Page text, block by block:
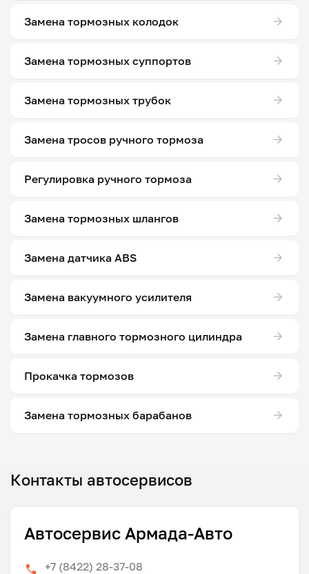
Замена тормозных колодок
Замена тормозных суппортов
Замена тормозных трубок
Замена тросов ручного тормоза
Регулировка ручного тормоза
Замена тормозных шлангов
Замена датчика ABS
Замена вакуумного усилителя
Замена главного тормозного цилиндра
Прокачка тормозов
Замена тормозных барабанов
Контакты автосервисов
Автосервис Армада-Авто
+7 (8422) 28-37-08